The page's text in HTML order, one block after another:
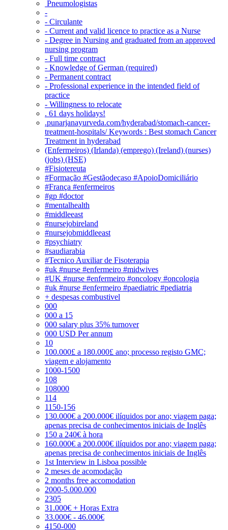
Pneumologistas
-
- Circulante
- Current and valid licence to practice as a Nurse
- Degree in Nursing and graduated from an approved
nursing program
- Full time contract
- Knowledge of German (required)
- Permanent contract
- Professional experience in the intended field of
practice
- Willingness to relocate
. 61 days holidays!
.punarjanayurveda.com/hyderabad/stomach-cancer-
treatment-hospitals/ Keywords : Best stomach Cancer
Treatment in hyderabad
(Enfermeiros) (Irlanda) (emprego) (Ireland) (nurses)
(jobs) (HSE)
#Fisiotereuta
#Formação #Gestãodecaso #ApoioDomiciliário
#França #enfermeiros
#gp #doctor
#mentalhealth
#middleeast
#nursejobireland
#nursejobmiddleeast
#psychiatry
#saudiarabia
#Tecnico Auxiliar de Fisoterapia
#uk #nurse #enfermeiro #midwives
#UK #nurse #enfermeiro #oncology #oncologia
#uk #nurse #enfermeiro #paediatric #pediatria
+ despesas combustivel
000
000 a 15
000 salary plus 35% turnover
000 USD Per annum
10
100.000£ a 180.000£ ano; processo registo GMC;
viagem e alojamento
1000-1500
108
108000
114
1150-156
130.000€ a 200.000€ ilíquidos por ano; viagem paga;
apenas precisa de conhecimentos iniciais de Inglês
150 a 240€ à hora
160.000€ a 200.000€ ilíquidos por ano; viagem paga;
apenas precisa de conhecimentos iniciais de Inglês
1st Interview in Lisboa possible
2 meses de acomodação
2 months free accomodation
2000-5.000.000
2305
31.000€ + Horas Extra
33.000€ - 46.000€
4150-000